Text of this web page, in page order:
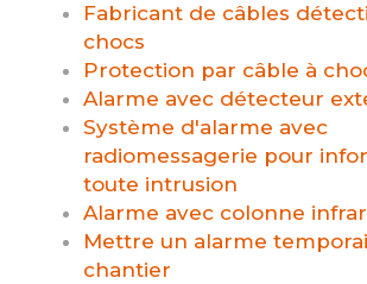
Fabricant de câbles
chocs
Protection par câble à
Alarme avec détecteur
Système d'alarme avec
radiomessagerie pour
toute intrusion
Alarme avec colonne
Mettre un alarme
chantier